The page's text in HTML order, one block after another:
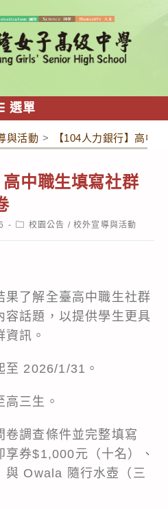
選單
與活動 > 【104人力銀行】高中
高中職生填寫社群
Post校園公告 / 校外宣導與活動
果了解全臺高中職生社群
容話題，以提供學生更具
訊。
至 2026/1/31。
三生。
卷調查條件並完整填寫
享券$1,000元（十名）、
與 Owala 隨行水壺（三